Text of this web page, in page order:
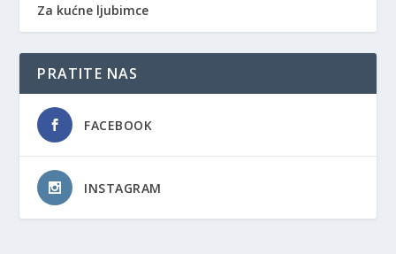
Za kućne ljubimce
PRATITE NAS
FACEBOOK
INSTAGRAM